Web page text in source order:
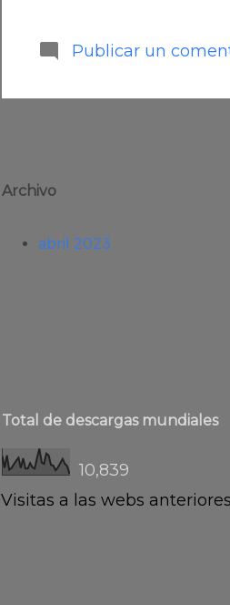
puedan transmitir el
Puedes leerla
Publicar un
Archivo
abril 2023
Total de descargas mundiales
10,839
Visitas a las webs anteriores